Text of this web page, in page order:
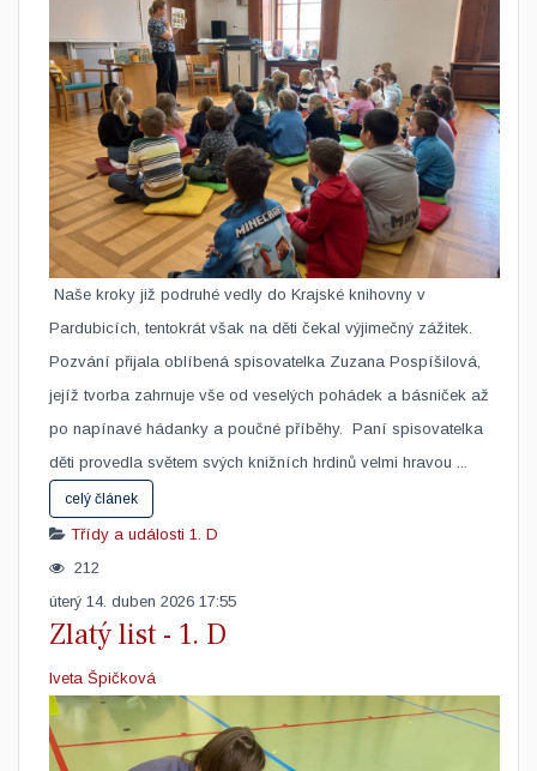
​ Naše kroky již podruhé vedly do Krajské knihovny v
Pardubicích, tentokrát však na děti čekal výjimečný zážitek.
Pozvání přijala oblíbená spisovatelka Zuzana Pospíšilová,
jejíž tvorba zahrnuje vše od veselých pohádek a básniček až
po napínavé hádanky a poučné příběhy. Paní spisovatelka
děti provedla světem svých knižních hrdinů velmi hravou ...
celý článek
Třídy a události 1. D
212
úterý 14. duben 2026 17:55
Zlatý list - 1. D
Iveta Špičková